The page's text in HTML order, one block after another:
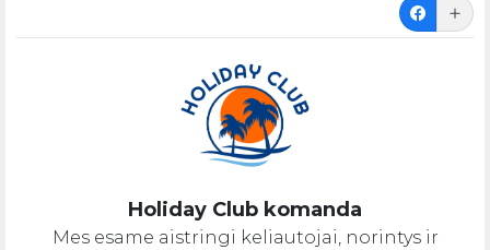
Holiday Club komanda
Mes esame aistringi keliautojai, norintys ir